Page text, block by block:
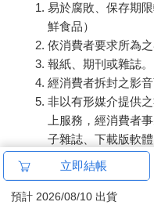
易於腐敗、保存期
鮮食品）
依消費者要求所為
報紙、期刊或雜誌
經消費者拆封之影音
非以有形媒介提供
上服務，經消費者
子雜誌、下載版軟
已拆封之個人衛生
若非上列種類商品，均
立即結帳
預計 2026/08/10 出貨